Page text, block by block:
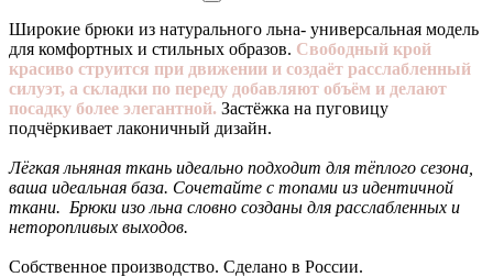
Широкие брюки из натурального льна- универсальная модель
для комфортных и стильных образов. Свободный крой
красиво струится при движении и создаёт расслабленный
силуэт, а складки по переду добавляют объём и делают
посадку более элегантной. Застёжка на пуговицу
подчёркивает лаконичный дизайн.
Лёгкая льняная ткань идеально подходит для тёплого сезона,
ваша идеальная база. Сочетайте с топами из идентичной
ткани. Брюки изо льна словно созданы для расслабленных и
неторопливых выходов.
Собственное производство. Сделано в России.